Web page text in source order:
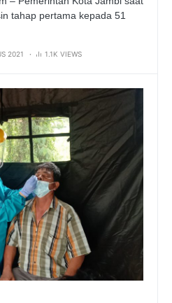
tahap pertama kepada 51
2021 1.1K VIEWS